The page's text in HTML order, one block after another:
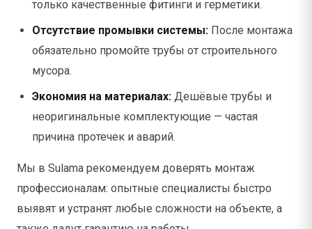
только качественные фитинги и герметики.
Отсутствие промывки системы: После монтажа
обязательно промойте трубы от строительного
мусора.
Экономия на материалах: Дешёвые трубы и
неоригинальные комплектующие — частая
причина протечек и аварий.
Мы в Sulama рекомендуем доверять монтаж
профессионалам: опытные специалисты быстро
выявят и устранят любые сложности на объекте, а